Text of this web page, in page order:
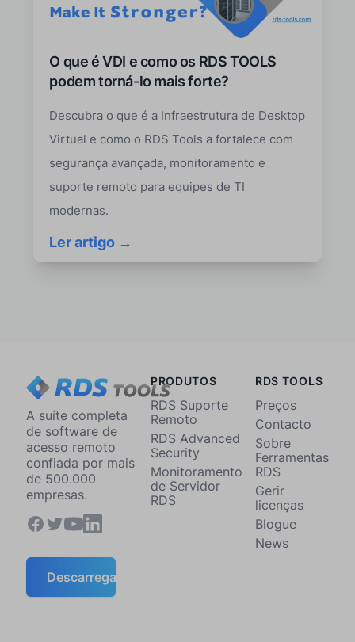
O que é VDI e como os RDS TOOLS
podem torná-lo mais forte?
Descubra o que é a Infraestrutura de Desktop
Virtual e como o RDS Tools a fortalece com
segurança avançada, monitoramento e
suporte remoto para equipes de TI
modernas.
Ler artigo →
A suíte completa
de software de
acesso remoto
confiada por mais
de 500.000
empresas.
Descarregar
PRODUTOS
RDS Suporte
Remoto
RDS Advanced
Security
Monitoramento
de Servidor
RDS
RDS TOOLS
Preços
Contacto
Sobre
Ferramentas
RDS
Gerir
licenças
Blogue
News